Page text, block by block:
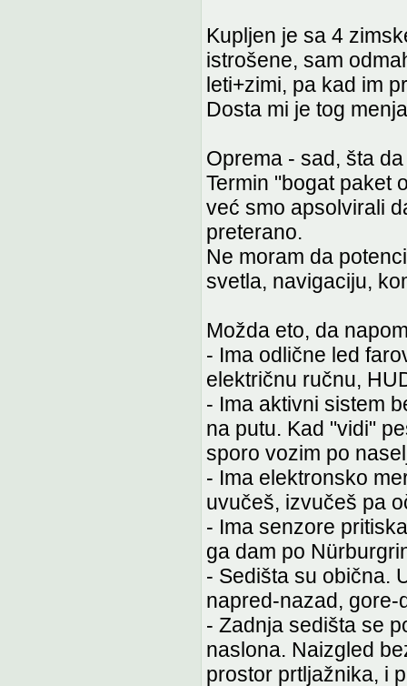
Kupljen je sa 4
istrošene, sam
leti+zimi, pa kad im
Dosta mi je tog
Oprema - sad, šta
Termin "bogat paket
već smo apsolvirali
preterano.
Ne moram da
svetla, navigaciju,
Možda eto, da
- Ima odlične led
električnu ručnu,
- Ima aktivni sistem
na putu. Kad "vidi"
sporo vozim po
- Ima elektronsko
uvučeš, izvučeš pa
- Ima senzore
ga dam po
- Sedišta su obična.
napred-nazad, gore-
- Zadnja sedišta se
naslona. Naizgled
prostor prtljažnika, i